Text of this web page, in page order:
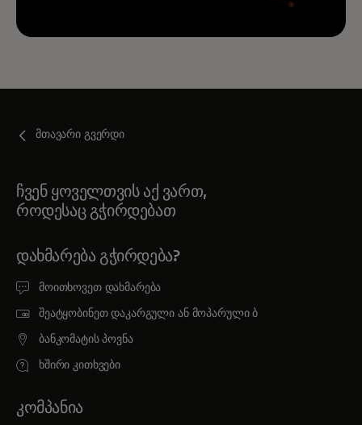
მთავარი გვერდი
ჩვენ ყოველთვის აქ ვართ,
როდესაც გჭირდებათ
ᲓᲐᲮᲛᲐᲠᲔᲑᲐ ᲒᲭᲘᲠᲓᲔᲑᲐ?
მოითხოვეთ დახმარება
შეატყობინეთ დაკარგული ან მოპარული ბ
ბანკომატის პოვნა
ხშირი კითხვები
ᲙᲝᲛᲞᲐᲜᲘᲐ